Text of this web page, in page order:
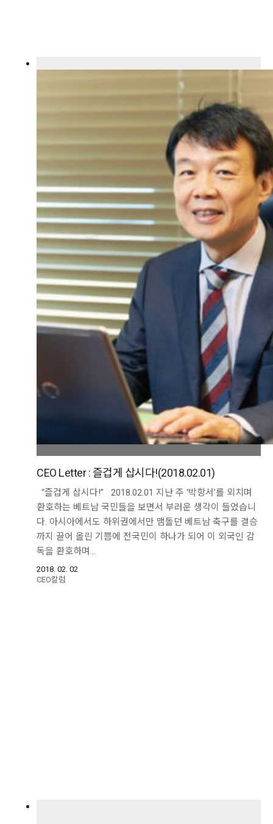
CEO Letter : 즐겁게 삽시다!(2018.02.01)
“즐겁게 삽시다!” 2018.02.01 지난 주 ‘박항서’를 외치며
환호하는 베트남 국민들을 보면서 부러운 생각이 들었습니
다. 아시아에서도 하위권에서만 맴돌던 베트남 축구를 결승
까지 끌어 올린 기쁨에 전국민이 하나가 되어 이 외국인 감
독을 환호하며…
2018. 02. 02
CEO칼럼